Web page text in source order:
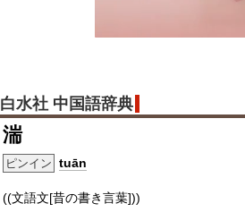
白水社 中国語辞典
湍
ピンイン tuān
((文語文[昔の書き言葉]))